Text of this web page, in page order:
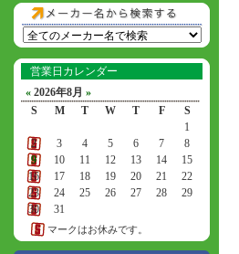
営業日カレンダー
« 2026年8月 »
S
M T W T F
S
1
2
3 4 5 6 7
8
9
10 11 12 13 14
15
16
17 18 19 20 21
22
23
24 25 26 27 28
29
30
31
マークはお休みです。